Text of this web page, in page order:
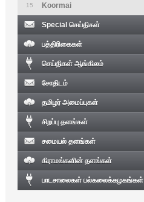
15 Koormai
Special செய்திகள்
பத்திரிகைகள்
செய்திகள் ஆங்கிலம்
சோதிடம்
தமிழர் அமைப்புகள்
சிறப்பு தளங்கள்
சமையல் தளங்கள்
கிராமங்களின் தளங்கள்
பாடசாலைகள் பல்கலைக்கழகங்கள்